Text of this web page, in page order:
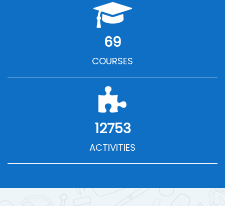
69
COURSES
12753
ACTIVITIES